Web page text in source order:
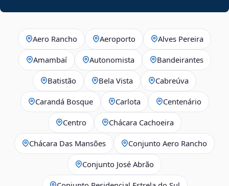
Aero Rancho Aeroporto Alves Pereira
Amambaí Autonomista Bandeirantes
Batistão Bela Vista Cabreúva
Carandá Bosque Carlota Centenário
Centro Chácara Cachoeira
Chácara Das Mansões Conjunto Aero Rancho
Conjunto José Abrão